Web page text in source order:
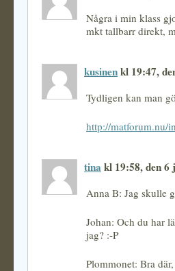
Några i min klass
mkt tallbarr direkt,
kusinenkl 19:47,
Tydligen kan man
http://matforum.nu/
tina kl 19:58, den 6
Anna B: Jag skulle
Johan: Och du har
jag? :-P
Plommonet: Bra